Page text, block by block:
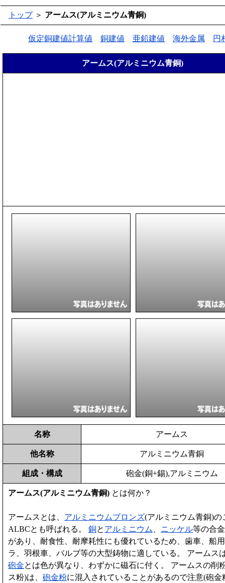
トップ＞ アームス(アルミニウム青銅)
仮定銅建値計算値 銅建値 亜鉛建値 海外金属 円
アームス(アルミニウム青銅)
名称 アームス
他名称 アルミニウム青銅
組成・構成 砲金(銅+錫),アルミニウム
アームス(アルミニウム青銅) とは何か？
アームスとは、 アルミニウムブロンズ(アルミニウム青銅)の
ALBCとも呼ばれる。 銅と アルミニウム ニッケル等の合
があり、耐食性、耐摩耗性にも優れているため、歯車、船
ラ、羽根車、バルブ等の大型鋳物に適している。 アームス
砲金とは色が異なり、わずかに磁石に付く。 アームスの削
ス粉)は、 砲金粉に混入されていることがあるので注意(砲金